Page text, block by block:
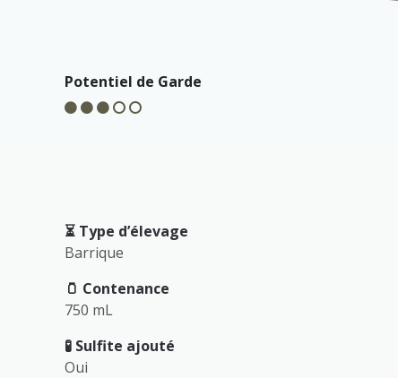
Potentiel de Garde
⏳️ Type d’élevage
Barrique
🫙 Contenance
750 mL
🧪 Sulfite ajouté
Oui